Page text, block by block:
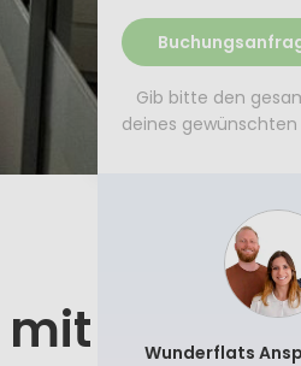
mit
Gib bitte den
deines
Wunderflats